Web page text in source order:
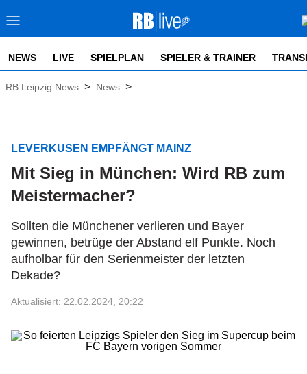
NEWS LIVE SPIELPLAN SPIELER & TRAINER
RB Leipzig News > News >
LEVERKUSEN EMPFÄNGT MAINZ
Mit Sieg in München: Wird RB zum
Meistermacher?
Sollten die Münchener verlieren und Bayer
gewinnen, betrüge der Abstand elf Punkte. Noch
aufholbar für den Serienmeister der letzten
Dekade?
Aktualisiert: 22.02.2024, 20:22